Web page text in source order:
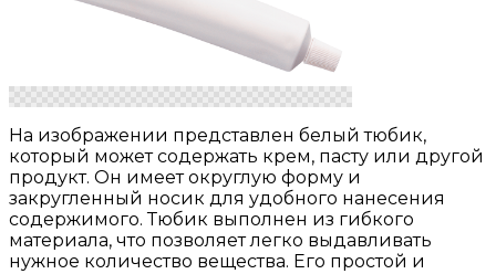
На изображении представлен белый тюбик,
который может содержать крем, пасту или другой
продукт. Он имеет округлую форму и
закругленный носик для удобного нанесения
содержимого. Тюбик выполнен из гибкого
материала, что позволяет легко выдавливать
нужное количество вещества. Его простой и